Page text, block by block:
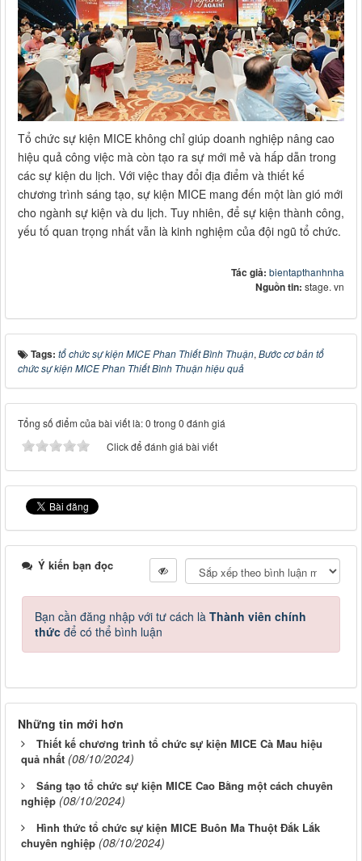
Tổ chức sự kiện MICE không chỉ giúp doanh nghiệp nâng cao
hiệu quả công việc mà còn tạo ra sự mới mẻ và hấp dẫn trong
các sự kiện du lịch. Với việc thay đổi địa điểm và thiết kế
chương trình sáng tạo, sự kiện MICE mang đến một làn gió mới
cho ngành sự kiện và du lịch. Tuy nhiên, để sự kiện thành công,
yếu tố quan trọng nhất vẫn là kinh nghiệm của đội ngũ tổ chức.
Tác giả: bientapthanhnha
Nguồn tin: stage. vn
Tags: tổ chức sự kiện MICE Phan Thiết Bình Thuận, Bước cơ bản tổ
chức sự kiện MICE Phan Thiết Bình Thuận hiệu quả
Tổng số điểm của bài viết là: 0 trong 0 đánh giá
Click để đánh giá bài viết
Ý kiến bạn đọc
Bạn cần đăng nhập với tư cách là Thành viên chính
thức để có thể bình luận
Những tin mới hơn
Thiết kế chương trình tổ chức sự kiện MICE Cà Mau hiệu
quả nhất (08/10/2024)
Sáng tạo tổ chức sự kiện MICE Cao Bằng một cách chuyên
nghiệp (08/10/2024)
Hình thức tổ chức sự kiện MICE Buôn Ma Thuột Đắk Lắk
chuyên nghiệp (08/10/2024)